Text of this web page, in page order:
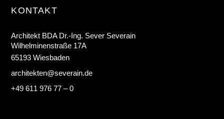
KONTAKT
Architekt BDA Dr.-Ing. Sever Severain
Wilhelminenstraße 17A
65193 Wiesbaden
architekten@severain.de
+49 611 976 77 – 0